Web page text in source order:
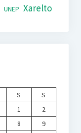
UNEP Xarelto
S
S
1
2
8
9